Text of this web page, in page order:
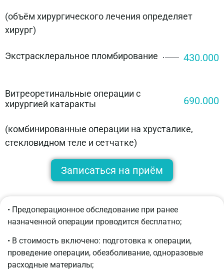
(объём хирургического лечения определяет
хирург)
Экстрасклеральное пломбирование 430.000
Витреоретинальные операции с
хирургией катаракты
690.000
(комбинированные операции на хрусталике,
стекловидном теле и сетчатке)
Записаться на приём
• Предоперационное обследование при ранее
назначенной операции проводится бесплатно;
• В стоимость включено: подготовка к операции,
проведение операции, обезболивание, одноразовые
расходные материалы;